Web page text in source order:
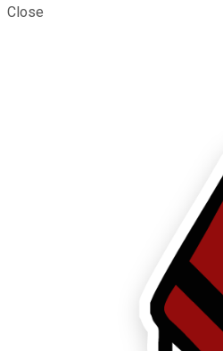
Close